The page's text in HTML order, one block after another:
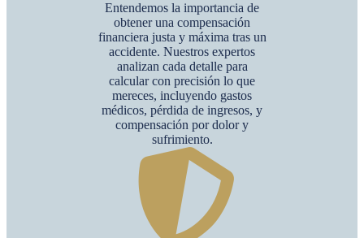
Entendemos la importancia de
obtener una compensación
financiera justa y máxima tras un
accidente. Nuestros expertos
analizan cada detalle para
calcular con precisión lo que
mereces, incluyendo gastos
médicos, pérdida de ingresos, y
compensación por dolor y
sufrimiento.